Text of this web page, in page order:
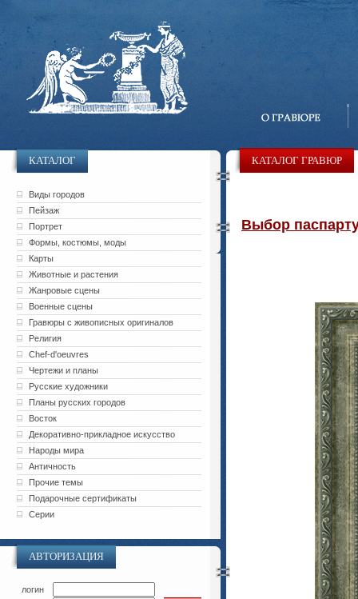
КАТАЛОГ
Виды городов
Пейзаж
Портрет
Формы, костюмы, моды
Карты
Животные и растения
Жанровые сцены
Военные сцены
Гравюры с живописных оригиналов
Религия
Chef-d'oeuvres
Чертежи и планы
Русские художники
Планы русских городов
Восток
Декоративно-прикладное искусство
Народы мира
Античность
Прочие темы
Подарочные сертификаты
Серии
АВТОРИЗАЦИЯ
логин
КАТАЛОГ ГРАВЮР
Выбор